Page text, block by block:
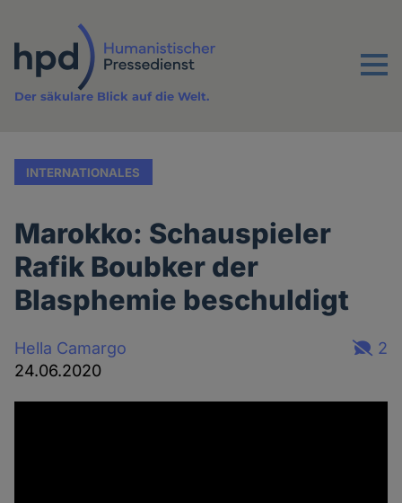
Inhalt
Menu
Der säkulare Blick auf die Welt.
INTERNATIONALES
Marokko: Schauspieler
Rafik Boubker der
Blasphemie beschuldigt
Hella Camargo
24.06.2020
2